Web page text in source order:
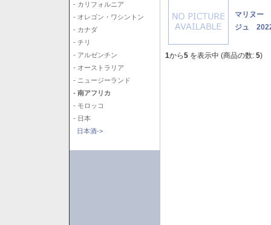
- カリフォルニア
- オレゴン・ワシントン
- カナダ
- チリ
- アルゼンチン
- オーストラリア
- ニュージーランド
- 南アフリカ
- モロッコ
- 日本
日本酒->
マリヌー
ジュ
1から5 を表示中 (商品の数: 5)